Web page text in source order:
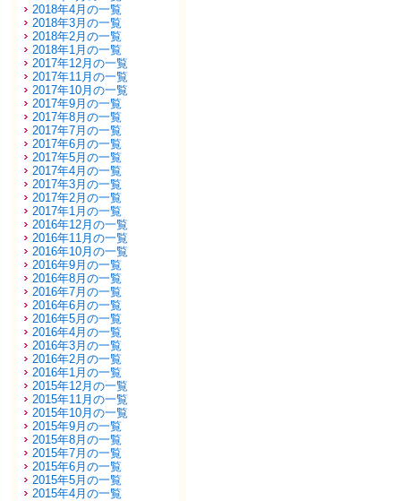
2018年4月の一覧
2018年3月の一覧
2018年2月の一覧
2018年1月の一覧
2017年12月の一覧
2017年11月の一覧
2017年10月の一覧
2017年9月の一覧
2017年8月の一覧
2017年7月の一覧
2017年6月の一覧
2017年5月の一覧
2017年4月の一覧
2017年3月の一覧
2017年2月の一覧
2017年1月の一覧
2016年12月の一覧
2016年11月の一覧
2016年10月の一覧
2016年9月の一覧
2016年8月の一覧
2016年7月の一覧
2016年6月の一覧
2016年5月の一覧
2016年4月の一覧
2016年3月の一覧
2016年2月の一覧
2016年1月の一覧
2015年12月の一覧
2015年11月の一覧
2015年10月の一覧
2015年9月の一覧
2015年8月の一覧
2015年7月の一覧
2015年6月の一覧
2015年5月の一覧
2015年4月の一覧